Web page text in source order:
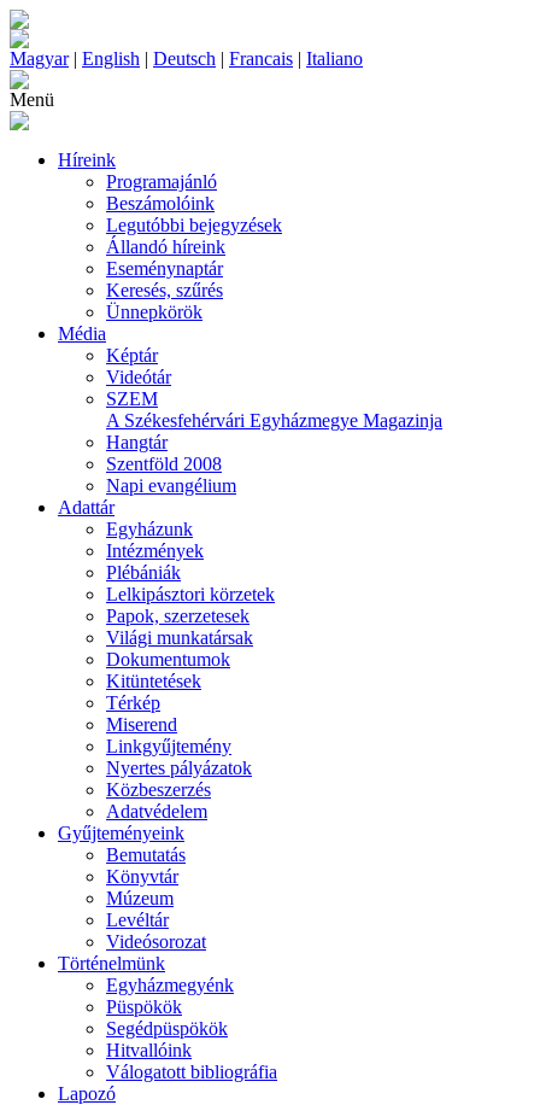
Magyar| English | Deutsch | Francais | Italiano
Menü
Híreink
Programajánló
Beszámolóink
Legutóbbi bejegyzések
Állandó híreink
Eseménynaptár
Keresés, szűrés
Ünnepkörök
Média
Képtár
Videótár
SZEM
A Székesfehérvári Egyházmegye Magazinja
Hangtár
Szentföld 2008
Napi evangélium
Adattár
Egyházunk
Intézmények
Plébániák
Lelkipásztori körzetek
Papok, szerzetesek
Világi munkatársak
Dokumentumok
Kitüntetések
Térkép
Miserend
Linkgyűjtemény
Nyertes pályázatok
Közbeszerzés
Adatvédelem
Gyűjteményeink
Bemutatás
Könyvtár
Múzeum
Levéltár
Videósorozat
Történelmünk
Egyházmegyénk
Püspökök
Segédpüspökök
Hitvallóink
Válogatott bibliográfia
Lapozó